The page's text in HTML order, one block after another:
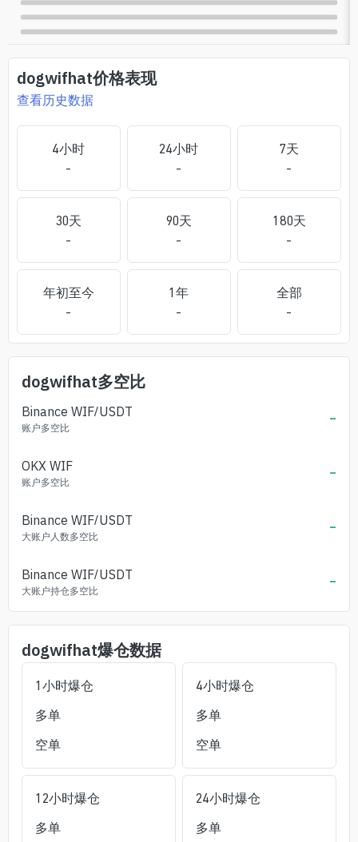
dogwifhat价格表现
查看历史数据
4小时
-
24小时
-
7天
-
30天
-
90天
-
180天
-
年初至今
-
1年
-
全部
-
dogwifhat多空比
Binance WIF/USDT
账户多空比 -
OKX WIF
账户多空比 -
Binance WIF/USDT
大账户人数多空比 -
Binance WIF/USDT
大账户持仓多空比 -
dogwifhat爆仓数据
1小时爆仓
多单
空单
4小时爆仓
多单
空单
12小时爆仓
多单
24小时爆仓
多单